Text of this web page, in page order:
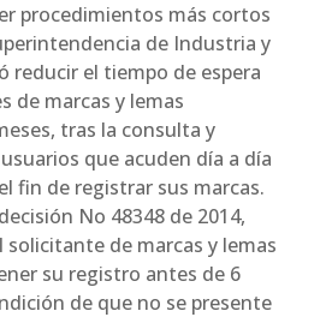
procedimientos más cortos
de Industria y
reducir el tiempo de espera
de marcas y lemas
tras la consulta y
que acuden día a día
fin de registrar sus marcas.
No 48348 de 2014,
solicitante de marcas y lemas
su registro antes de 6
de que no se presente